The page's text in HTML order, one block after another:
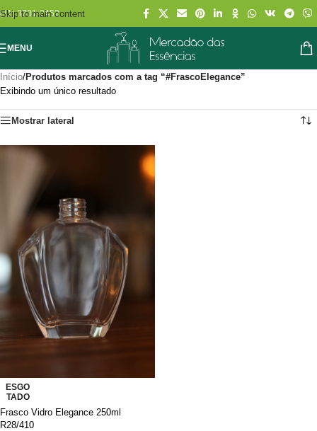
Skip to main content
(11) 3731-2452
MENU
Início/Produtos marcados com a tag “#FrascoElegance”
Exibindo um único resultado
Mostrar lateral
ESGO
TADO
Frasco Vidro Elegance 250ml
R28/410